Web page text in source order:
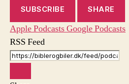
SUBSCRIBE SHARE
Apple PodcastsGoogle Podcasts
RSS Feed